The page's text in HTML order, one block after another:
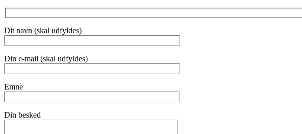
Dit navn (skal udfyldes)
Din e-mail (skal udfyldes)
Emne
Din besked